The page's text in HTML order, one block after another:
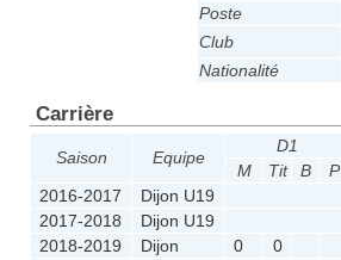
Poste
Club
Nationalité
Carrière
Saison Equipe
D1
M
Tit B P
2016-2017
Dijon U19
2017-2018
Dijon U19
2018-2019
Dijon 0 0